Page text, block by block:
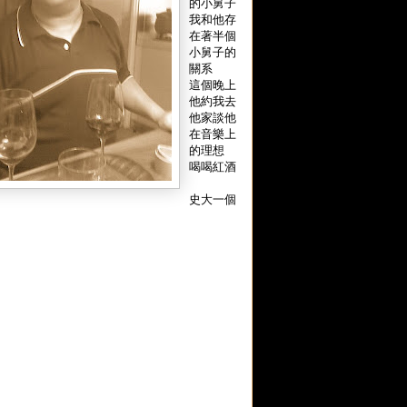
的小舅子
我和他存
在著半個
小舅子的
關系
這個晚上
他約我去
他家談他
在音樂上
的理想
喝喝紅酒
史大一個